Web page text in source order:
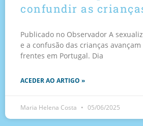
confundir as
Publicado no Observador A
e a confusão das crianças
frentes em Portugal. Dia
ACEDER AO ARTIGO »
Maria Helena Costa 05/06/2025